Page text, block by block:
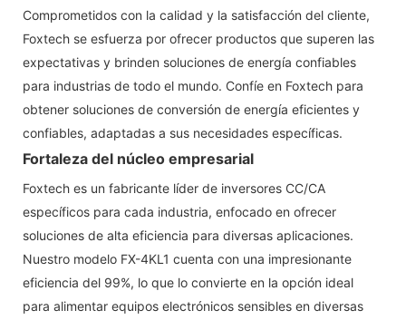
Comprometidos con la calidad y la satisfacción del cliente,
Foxtech se esfuerza por ofrecer productos que superen las
expectativas y brinden soluciones de energía confiables
para industrias de todo el mundo. Confíe en Foxtech para
obtener soluciones de conversión de energía eficientes y
confiables, adaptadas a sus necesidades específicas.
Fortaleza del núcleo empresarial
Foxtech es un fabricante líder de inversores CC/CA
específicos para cada industria, enfocado en ofrecer
soluciones de alta eficiencia para diversas aplicaciones.
Nuestro modelo FX-4KL1 cuenta con una impresionante
eficiencia del 99%, lo que lo convierte en la opción ideal
para alimentar equipos electrónicos sensibles en diversas